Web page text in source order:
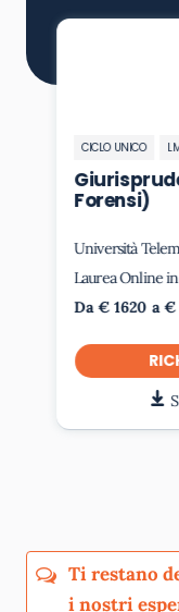
CICLO UNICO
Forensi)
Università
Laurea Online
Da € 1620 a €